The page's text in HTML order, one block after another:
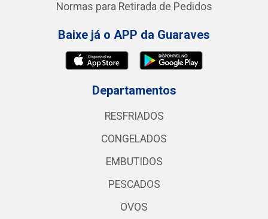
Normas para Retirada de Pedidos
Baixe já o APP da Guaraves
Departamentos
RESFRIADOS
CONGELADOS
EMBUTIDOS
PESCADOS
OVOS